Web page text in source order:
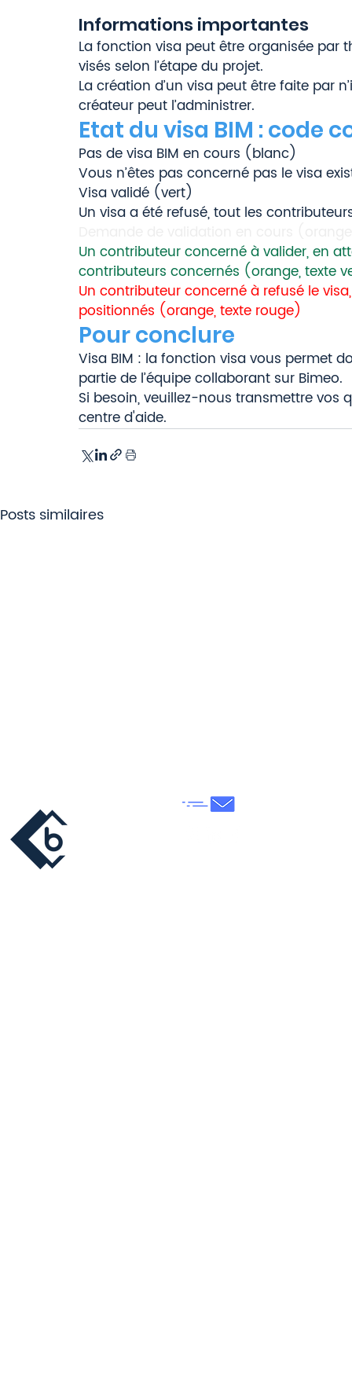
Informations importantes
La fonction visa peut être organisée
visés selon l’étape du projet.
La création d’un visa peut être faite par
créateur peut l’administrer.
Etat du visa BIM : code
Pas de visa BIM en cours (blanc)
Vous n’êtes pas concerné pas le visa
Visa validé (vert)
Un visa a été refusé, tout les
Un contributeur concerné à valider, en
contributeurs concernés (orange, texte
Un contributeur concerné à refusé le
positionnés (orange, texte rouge)
Pour conclure
Visa BIM : la fonction visa vous permet
partie de l’équipe collaborant sur Bimeo.
Si besoin, veuillez-nous transmettre
centre d'aide.
Posts similaires